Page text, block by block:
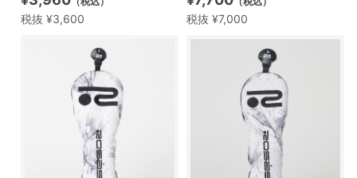
税抜 ¥3,600 税抜 ¥7,000